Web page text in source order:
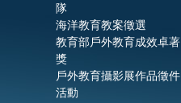
隊
海洋教育教案徵選
教育部戶外教育成效卓著
獎
戶外教育攝影展作品徵件
活動